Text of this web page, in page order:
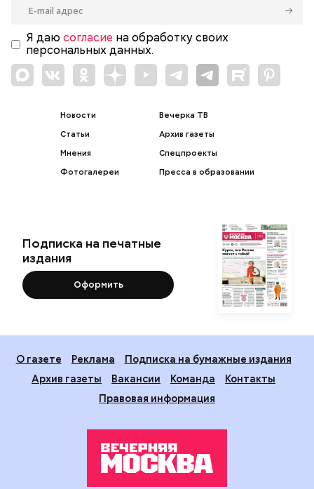
Я даю согласие на обработку своих
персональных данных.
Новости
Статьи
Мнения
Фотогалереи
Вечерка ТВ
Архив газеты
Спецпроекты
Пресса в образовании
Подписка на печатные
издания
Оформить
О газете Реклама
Подписка на бумажные издания
Архив газеты
Вакансии Команда
Контакты
Правовая информация